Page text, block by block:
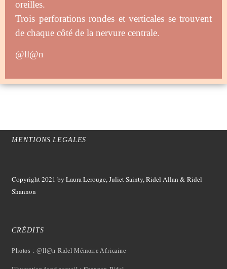
oreilles.
Trois perforations rondes et verticales se trouvent
de chaque côté de la nervure centrale.
@ll@n
MENTIONS LEGALES
Copyright 2021 by Laura Lerouge, Juliet Sainty, Ridel Allan &Ridel
Shannon
CRÉDITS
Photos : @ll@n Ridel Mémoire Africaine